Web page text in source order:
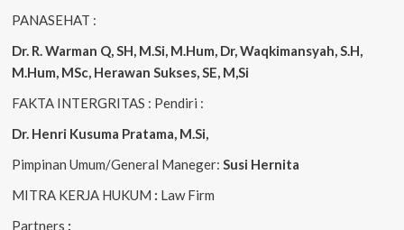
PANASEHAT :
Dr. R. Warman Q, SH, M.Si, M.Hum Dr, Waqkimansyah, S.H,
M.Hum, MSc, Herawan Sukses, SE, M,Si
FAKTA INTERGRITAS : Pendiri :
Dr. Henri Kusuma Pratama, M.Si
Pimpinan Umum/General Maneger: Susi Hernita
MITRA KERJA HUKUM : Law Firm
Partners :